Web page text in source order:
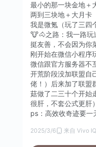
最小的那一块金地＋
两到三块地＋大月卡
我是微氪（玩了三四
🐮🐴之路：我一路玩
挺友善，不会因为你
刚开始在微信小程序
微信跟官方服务器不
开荒阶段没加联盟自
佬！）后来加了联盟
菇做了二三十个开始
很肝，不套公式更肝）
ps：高效收奇迹要一
2025/3/6 来自 Vivo